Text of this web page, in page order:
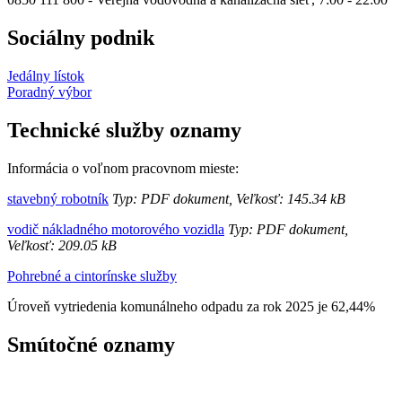
Sociálny podnik
Jedálny lístok
Poradný výbor
Technické služby oznamy
Informácia o voľnom pracovnom mieste:
stavebný robotník Typ: PDF dokument, Veľkosť: 145.34 kB
vodič nákladného motorového vozidla Typ: PDF dokument,
Veľkosť: 209.05 kB
Pohrebné a cintorínske služby
Úroveň vytriedenia komunálneho odpadu za rok 2025 je 62,44%
Smútočné oznamy